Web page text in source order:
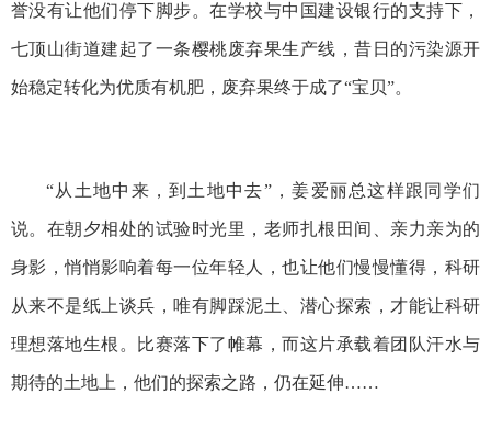
誉没有让他们停下脚步。在学校与中国建设银行的支持下，
七顶山街道建起了一条樱桃废弃果生产线，昔日的污染源开
始稳定转化为优质有机肥，废弃果终于成了“宝贝”。
“从土地中来，到土地中去”，姜爱丽总这样跟同学们
说。在朝夕相处的试验时光里，老师扎根田间、亲力亲为的
身影，悄悄影响着每一位年轻人，也让他们慢慢懂得，科研
从来不是纸上谈兵，唯有脚踩泥土、潜心探索，才能让科研
理想落地生根。比赛落下了帷幕，而这片承载着团队汗水与
期待的土地上，他们的探索之路，仍在延伸……